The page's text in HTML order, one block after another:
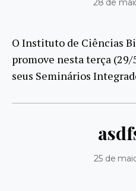
28 de
O Instituto de Ciências
promove nesta terça (29/
seus Seminários
25 de